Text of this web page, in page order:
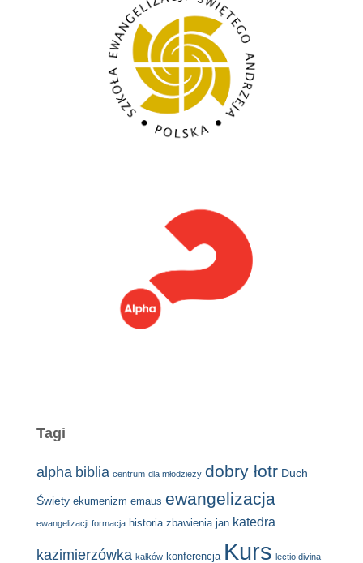
Tagi
alpha biblia centrum dla młodzieży dobry łotr Duch
Świety ekumenizm emaus ewangelizacja
ewangelizacji formacja historia zbawienia jan katedra
kazimierzówka kałków konferencja Kurs lectio divina